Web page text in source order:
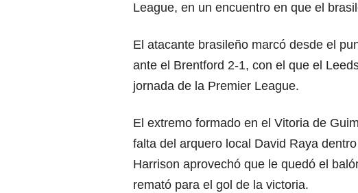
League, en un encuentro en que el
El atacante brasileño marcó desde el
ante el Brentford 2-1, con el que el
jornada de la Premier League.
El extremo formado en el Vitoria de
falta del arquero local David Raya
Harrison aprovechó que le quedó el
remató para el gol de la victoria.